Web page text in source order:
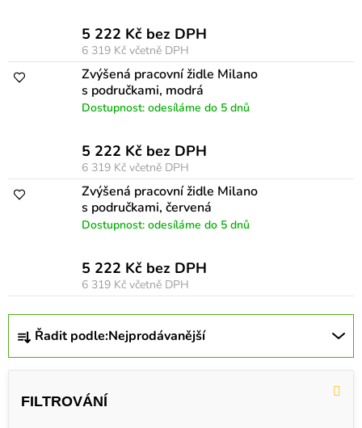
6 319 Kč včetně DPH
5 222 Kč bez DPH
Zvýšená pracovní židle Milano
s područkami, modrá
Dostupnost: odesíláme do 5 dnů
6 319 Kč včetně DPH
5 222 Kč bez DPH
Zvýšená pracovní židle Milano
s područkami, červená
Dostupnost: odesíláme do 5 dnů
6 319 Kč včetně DPH
5 222 Kč bez DPH
Ř
a
z
Řadit podle:Nejprodávanější
t